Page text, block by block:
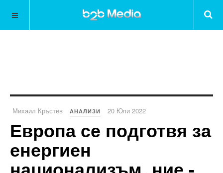
Михаил Кръстев АНАЛИЗИ 20 Юли 2022
Европа се подготвя за
енергиен